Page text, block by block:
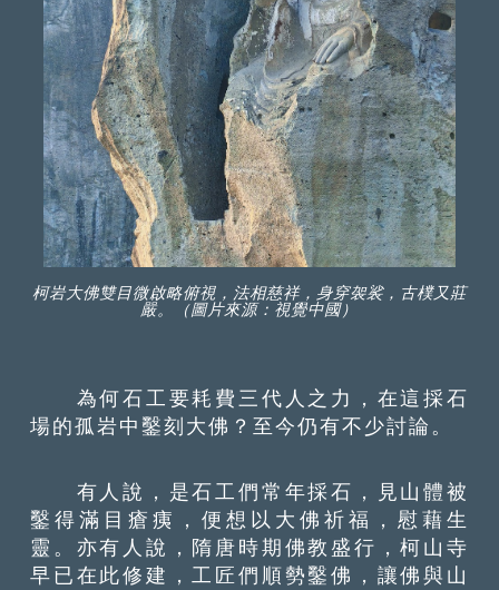
柯岩大佛雙目微啟略俯視，法相慈祥，身穿袈裟，古樸又莊
嚴。（圖片來源：視覺中國）
為何石工要耗費三代人之力，在這採石
場的孤岩中鑿刻大佛？至今仍有不少討論。
有人說，是石工們常年採石，見山體被
鑿得滿目瘡痍，便想以大佛祈福，慰藉生
靈。亦有人說，隋唐時期佛教盛行，柯山寺
早已在此修建，工匠們順勢鑿佛，讓佛與山